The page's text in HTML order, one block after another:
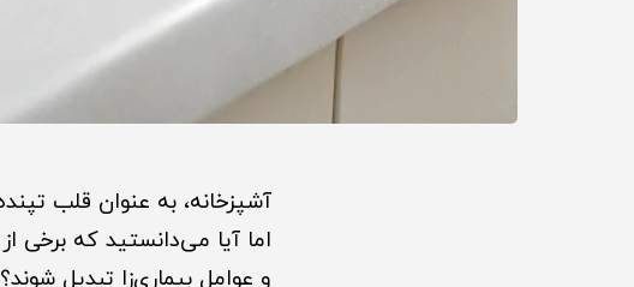
آشپزخانه، به عنوان قلب
اما آیا می‌دانستید که برخی
و عوامل بیماری‌زا تبدیل